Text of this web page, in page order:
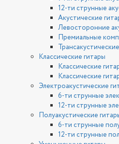
12-ти струнные
Акустические
Левосторонние
Премиальные
Классические гитары
Классические
Классические
Электроакустические
6-ти струнные
12-ти струнные
Полуакустические
6-ти струнные
12-ти струнные